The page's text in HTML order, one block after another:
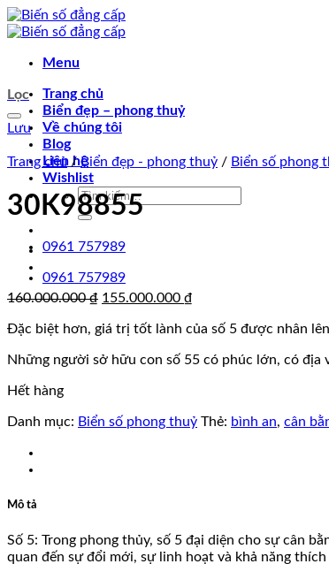
Chuyển
đến
dung
Menu
Trang chủ
Biển đẹp – phong thuỷ
Về chúng tôi
Blog
Liên hệ
Wishlist
Tìm
kiếm:
0961 757989
0961 757989
Lọc
Lưu
Trang chủ / Biển đẹp - phong thuỷ / Biển số phong
30K98855
160.000.000₫ Giá
là:
155.000.000 ₫
tại
155.000.000 ₫.
Đặc biệt hơn, giá trị tốt lành của số 5 được nhân
Những người sở hữu con số 55 có phúc lớn, có địa
Hết hàng
Danh mục: Biển số phong thuỷ Thẻ: bình an, cân
Mô tả
Số 5: Trong phong thủy, số 5 đại diện cho sự cân
quan đến sự đổi mới, sự linh hoạt và khả năng